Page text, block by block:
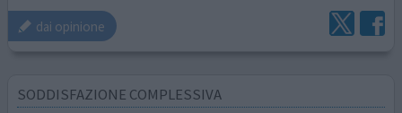
dai opinione
SODDISFAZIONE COMPLESSIVA